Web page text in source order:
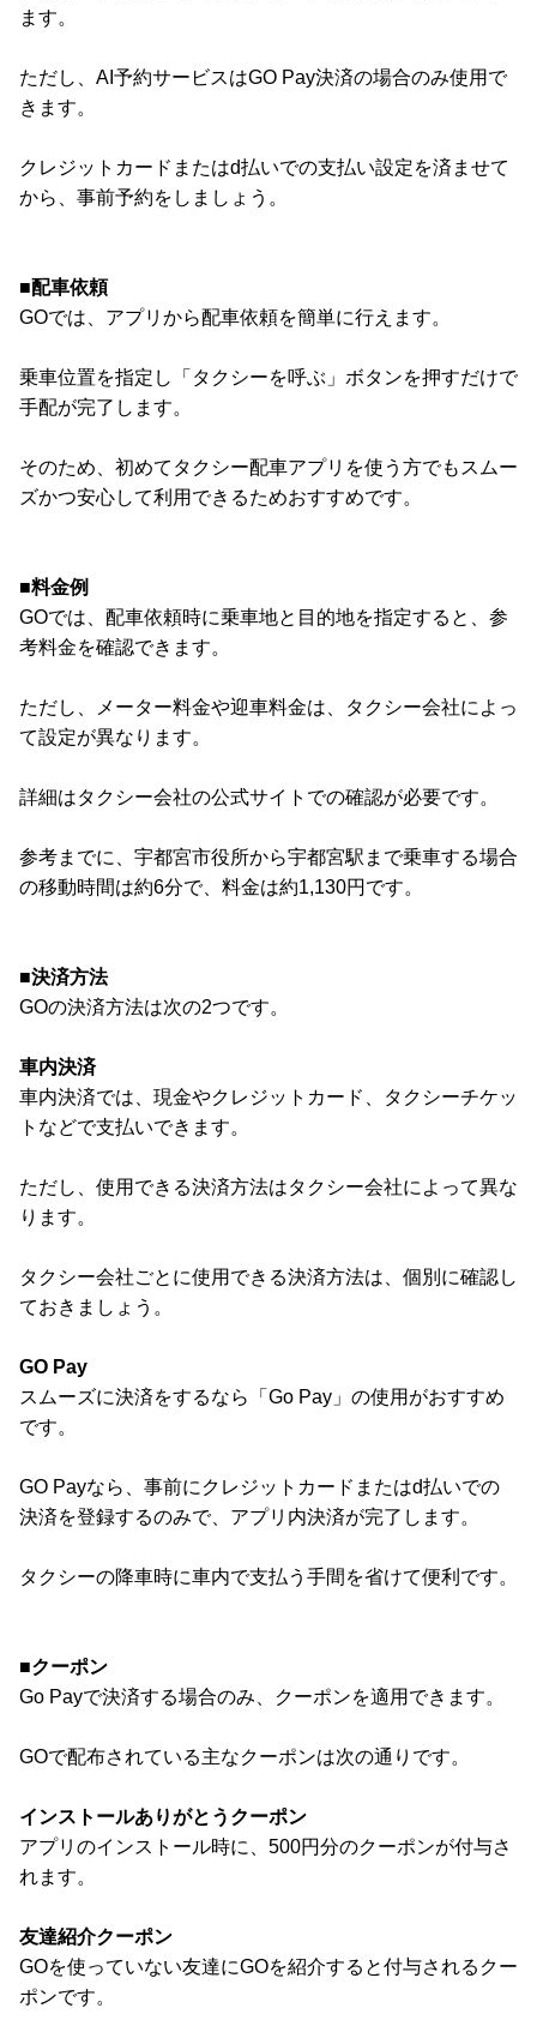
ます。
ただし、AI予約サービスはGO Pay決済の場合のみ使用で
きます。
クレジットカードまたはd払いでの支払い設定を済ませて
から、事前予約をしましょう。
■配車依頼
GOでは、アプリから配車依頼を簡単に行えます。
乗車位置を指定し「タクシーを呼ぶ」ボタンを押すだけで
手配が完了します。
そのため、初めてタクシー配車アプリを使う方でもスムー
ズかつ安心して利用できるためおすすめです。
■料金例
GOでは、配車依頼時に乗車地と目的地を指定すると、参
考料金を確認できます。
ただし、メーター料金や迎車料金は、タクシー会社によっ
て設定が異なります。
詳細はタクシー会社の公式サイトでの確認が必要です。
参考までに、宇都宮市役所から宇都宮駅まで乗車する場合
の移動時間は約6分で、料金は約1,130円です。
■決済方法
GOの決済方法は次の2つです。
車内決済
車内決済では、現金やクレジットカード、タクシーチケッ
トなどで支払いできます。
ただし、使用できる決済方法はタクシー会社によって異な
ります。
タクシー会社ごとに使用できる決済方法は、個別に確認し
ておきましょう。
GO Pay
スムーズに決済をするなら「Go Pay」の使用がおすすめ
です。
GO Payなら、事前にクレジットカードまたはd払いでの
決済を登録するのみで、アプリ内決済が完了します。
タクシーの降車時に車内で支払う手間を省けて便利です。
■クーポン
Go Payで決済する場合のみ、クーポンを適用できます。
GOで配布されている主なクーポンは次の通りです。
インストールありがとうクーポン
アプリのインストール時に、500円分のクーポンが付与さ
れます。
友達紹介クーポン
GOを使っていない友達にGOを紹介すると付与されるクー
ポンです。